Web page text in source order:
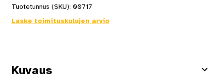
Tuotetunnus (SKU): 00717
Laske toimituskulujen arvio
Kuvaus